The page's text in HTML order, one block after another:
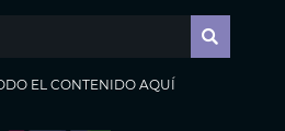
EL CONTENIDO AQUÍ